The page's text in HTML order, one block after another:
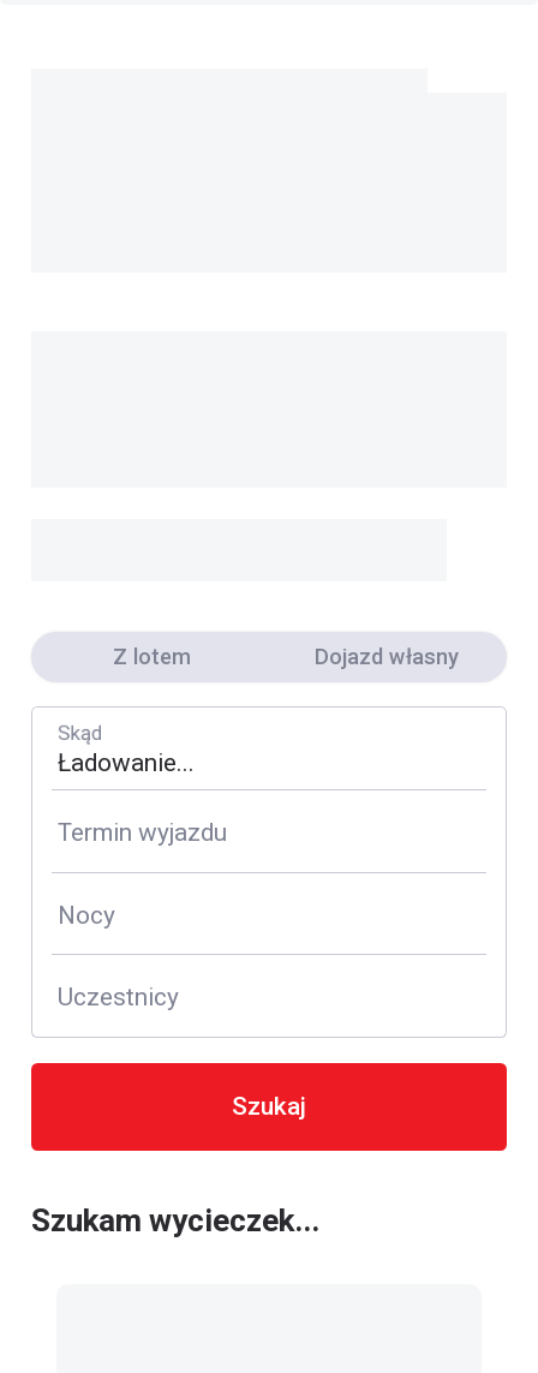
Z lotem Dojazd własny
Skąd
Termin wyjazdu
Nocy
Uczestnicy
Szukaj
Szukam wycieczek...